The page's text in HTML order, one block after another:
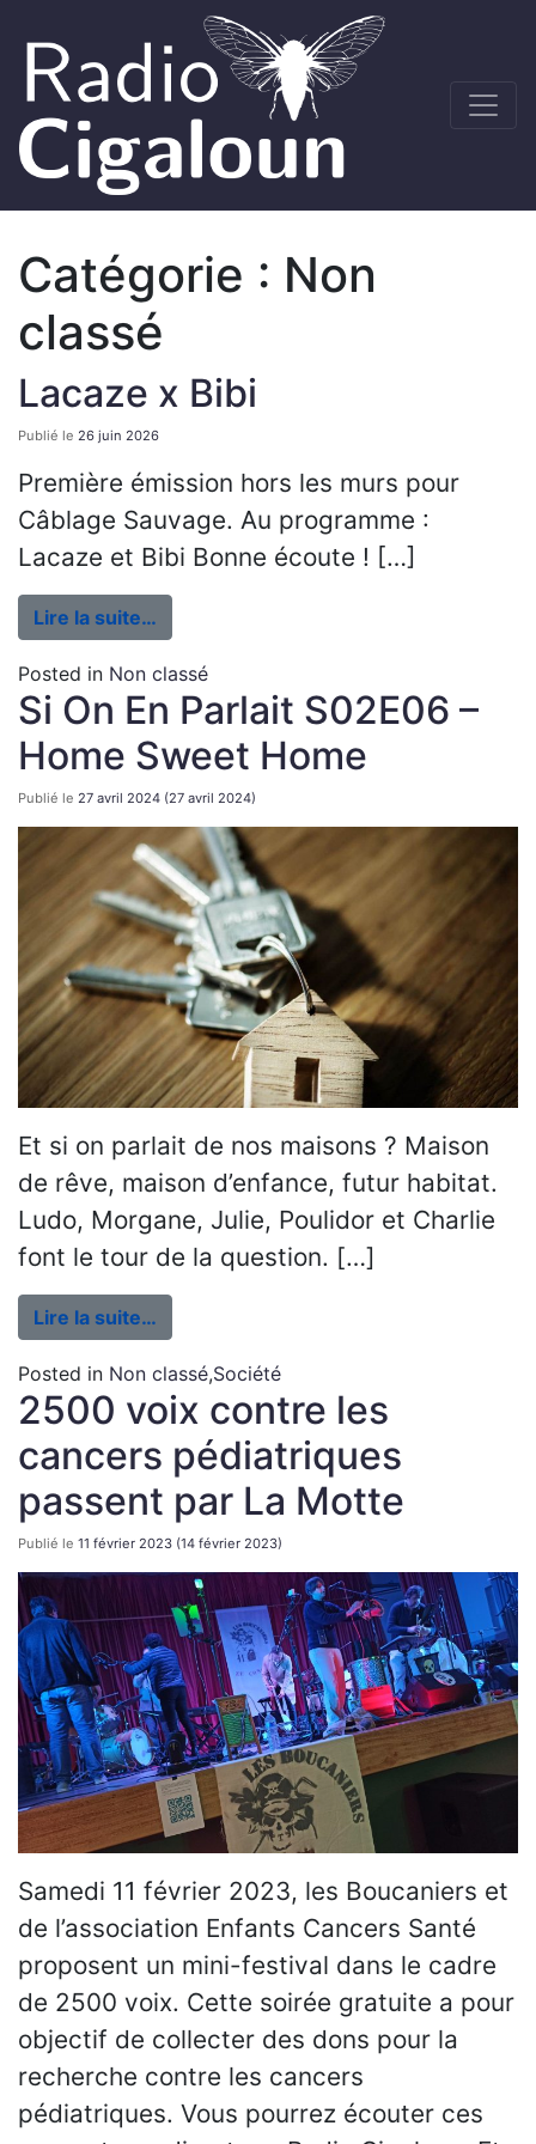
Catégorie : Non
classé
Lacaze x Bibi
Publié le 26 juin 2026
Première émission hors les murs pour
Câblage Sauvage. Au programme :
Lacaze et Bibi Bonne écoute ! […]
Lire la suite…
Posted in Non classé
Si On En Parlait S02E06 –
Home Sweet Home
Publié le 27 avril 2024 (27 avril 2024)
Et si on parlait de nos maisons ? Maison
de rêve, maison d’enfance, futur habitat.
Ludo, Morgane, Julie, Poulidor et Charlie
font le tour de la question. […]
Lire la suite…
Posted in Non classé,Société
2500 voix contre les
cancers pédiatriques
passent par La Motte
Publié le 11 février 2023 (14 février 2023)
Samedi 11 février 2023, les Boucaniers et
de l’association Enfants Cancers Santé
proposent un mini-festival dans le cadre
de 2500 voix. Cette soirée gratuite a pour
objectif de collecter des dons pour la
recherche contre les cancers
pédiatriques. Vous pourrez écouter ces